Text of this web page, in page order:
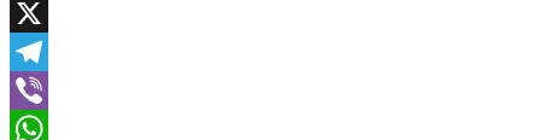
Facebook
X
Telegram
Viber